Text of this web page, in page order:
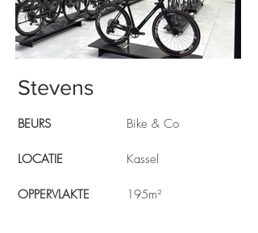
Stevens
BEURS
LOCATIE
OPPERVLAKTE
Bike & Co
Kassel
195m²